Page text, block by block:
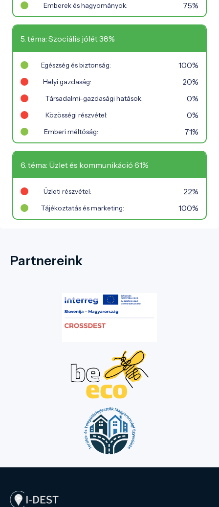
Emberek és hagyományok: 75%
5. téma: Szociális jólét 38%
Egészség és biztonság: 100%
Helyi gazdaság: 20%
Társadalmi-gazdasági hatások: 0%
Közösségi részvétel: 0%
Emberi méltóság: 71%
6. téma: Üzlet és kommunikáció 61%
Üzleti részvétel: 22%
Tájékoztatás és marketing: 100%
Partnereink